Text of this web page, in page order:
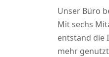
Unser Büro
Mit sechs
entstand die
mehr